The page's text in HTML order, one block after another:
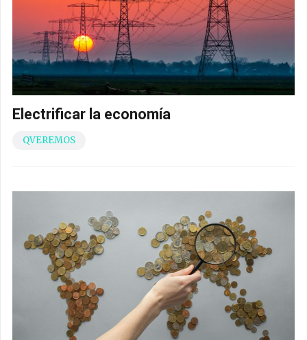
Electrificar la economía
QVEREMOS